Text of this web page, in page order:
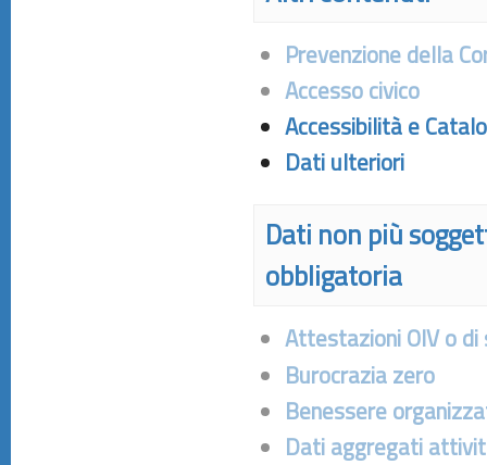
Prevenzione della
Accesso civico
Accessibilità e
Dati ulteriori
Dati non più
obbligatoria
Attestazioni OIV o
Burocrazia zero
Benessere
Dati aggregati